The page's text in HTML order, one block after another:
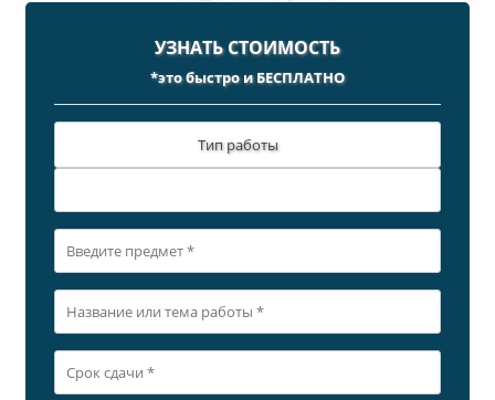
УЗНАТЬ СТОИМОСТЬ
*это быстро и БЕСПЛАТНО
Тип работы